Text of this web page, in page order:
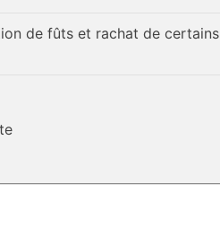
de fûts et rachat de certains